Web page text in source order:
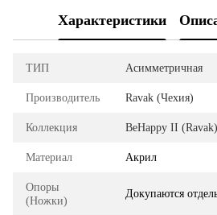
Характеристики
ТИП Асимметричная
Производитель Ravak (Чехия)
Коллекция BeHappy II (Ravak)
Материал Акрил
Опоры
(Ножки)
Докупаются